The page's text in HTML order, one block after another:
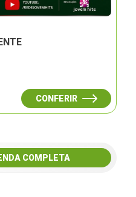
CONFERIR
COMPLETA